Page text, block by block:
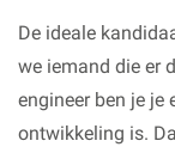
De ideale
we iemand die er
engineer ben je
ontwikkeling is.